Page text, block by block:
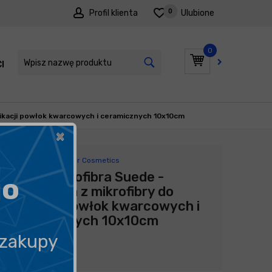
Profil klienta Ulubione
0
0
PROMOCJE
powłok kwarcowych i ceramicznych 10x10cm
Producent: Aqua Car Cosmetics
AQUA Mikrofibra Suede -
ściereczka z mikrofibry do
aplikacji powłok kwarcowych i
ceramicznych 10x10cm
1,99 zł
×